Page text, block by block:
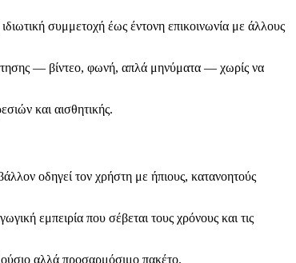
συμμετοχή έως έντονη επικοινωνία με άλλους
— βίντεο, φωνή, απλά μηνύματα — χωρίς να
και αισθητικής.
οδηγεί τον χρήστη με ήπιους, κατανοητούς
εμπειρία που σέβεται τους χρόνους και τις
αλλά προσαρμόσιμο πακέτο.